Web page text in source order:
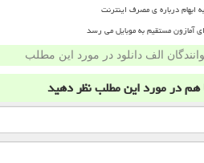
ابهام درباره ی مصرف اینترنت
آمازون مستقیم به موبایل می رسد
الف دانلود در مورد این مطلب
همدر مورد این مطلبنظر دهید